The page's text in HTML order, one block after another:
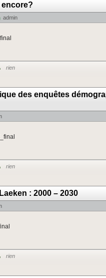
admin
rien
des enquêtes
rien
: 2000 – 2030
rien